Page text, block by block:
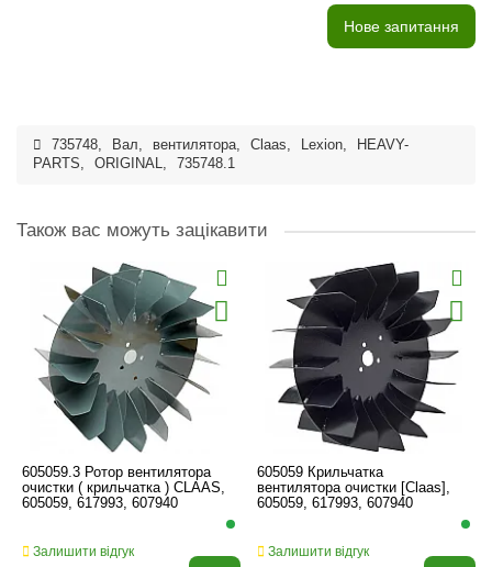
Нове запитання
735748, Вал, вентилятора, Claas, Lexion,
HEAVY-
PARTS, ORIGINAL, 735748.1
Також вас можуть зацікавити
605059.3 Ротор вентилятора
очистки ( крильчатка ) CLAAS,
605059, 617993, 607940
Залишити відгук
605059 Крильчатка
вентилятора очистки [Claas],
605059, 617993, 607940
Залишити відгук